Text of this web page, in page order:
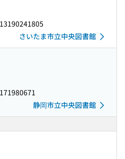
13190241805
さいたま市立中央図書館
171980671
静岡市立中央図書館